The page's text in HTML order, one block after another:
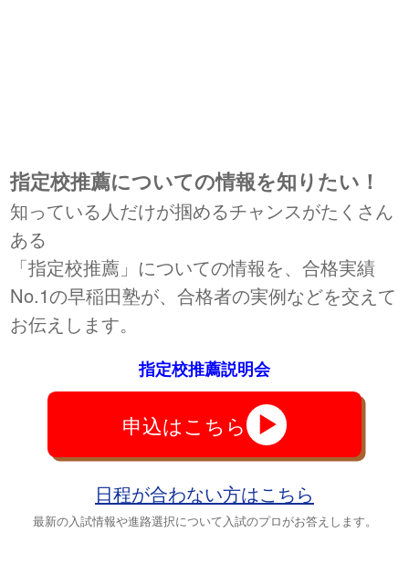
指定校推薦についての情報を知りたい！
知っている人だけが掴めるチャンスがたくさん
ある
「指定校推薦」についての情報を、合格実績
No.1の早稲田塾が、合格者の実例などを交えて
お伝えします。
指定校推薦説明会
申込はこちら
日程が合わない方はこちら
最新の入試情報や進路選択について入試のプロがお答えします。